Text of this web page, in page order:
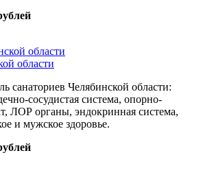
области
санаториев Челябинской области:
сосудистая система, опорно-
ЛОР органы, эндокринная система,
и мужское здоровье.